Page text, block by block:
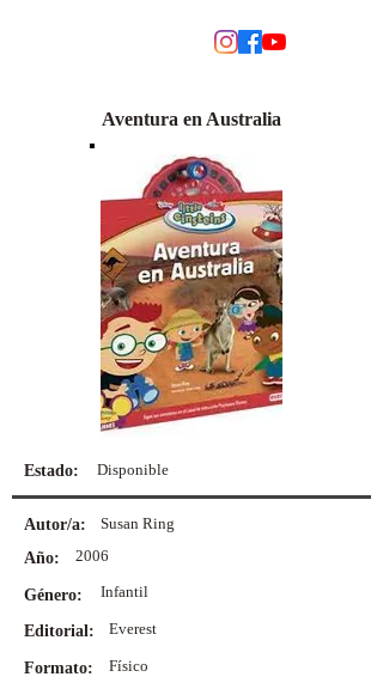
Aventura en Australia
Estado: Disponible
Autor/a:
Susan Ring
Año:
2006
Género: Infantil
Everest
Editorial:
Formato: Físico